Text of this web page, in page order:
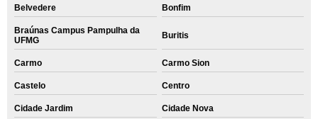
Belvedere Bonfim
Braúnas Campus Pampulha da
UFMG
Buritis
Carmo Carmo Sion
Castelo Centro
Cidade Jardim Cidade Nova